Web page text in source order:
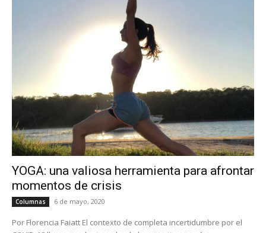
YOGA: una valiosa herramienta para afrontar
momentos de crisis
Columnas 6 de mayo, 2020
Por Florencia Faiatt El contexto de completa incertidumbre por el